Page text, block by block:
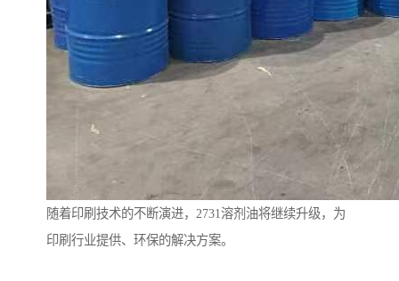
随着印刷技术的不断演进，2731溶剂油将继续升级，为
印刷行业提供、环保的解决方案。